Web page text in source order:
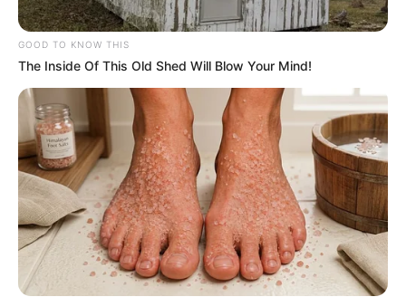
GOOD TO KNOW THIS
The Inside Of This Old Shed Will Blow Your Mind!